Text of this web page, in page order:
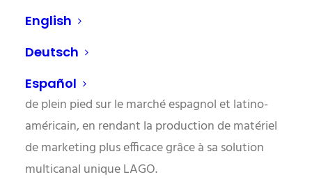
English
Deutsch
Español
composée de consultants en services
responsables des ventes. Avec cette équipe
d’experts, Comosoft est également prêt à entrer
de plein pied sur le marché espagnol et latino-
américain, en rendant la production de matériel
de marketing plus efficace grâce à sa solution
multicanal unique LAGO.